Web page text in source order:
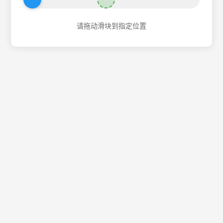
请拖动滑块到指定位置